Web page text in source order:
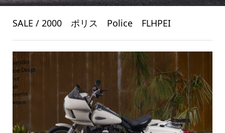
SALE / 2000 ポリス Police FLHPEI